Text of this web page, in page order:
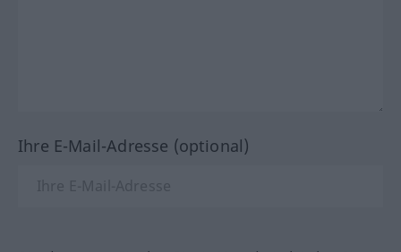
Ihre E-Mail-Adresse (optional)